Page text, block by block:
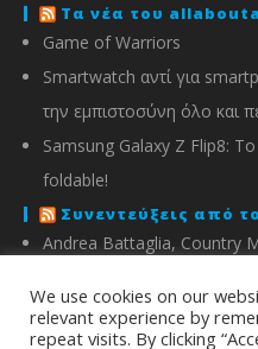
Τα νέα του
Game of Warriors
Smartwatch αντί για
την εμπιστοσύνη όλο και
Samsung Galaxy Z Flip8:
foldable!
Συνεντεύξεις από
Andrea Battaglia, Country
IMOU
We use cookies on our
relevant experience by
repeat visits. By clicking